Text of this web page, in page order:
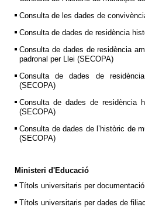
Consulta de les dades de
Consulta de dades de residència
Consulta de dades de residència
padronal per Llei (SECOPA)
Consulta de dades de
(SECOPA)
Consulta de dades de residència
(SECOPA)
Consulta de dades de l’històric de
(SECOPA)
Ministeri d'Educació
Títols universitaris per documentació
Títols universitaris per dades de